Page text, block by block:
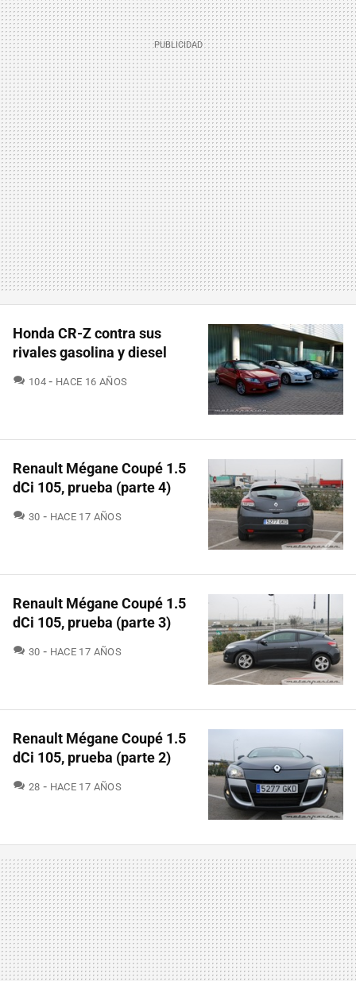
Honda CR-Z contra sus
rivales gasolina y diesel
104 COMENTARIOS
HACE 16 AÑOS
Renault Mégane Coupé 1.5
dCi 105, prueba (parte 4)
30 COMENTARIOS
HACE 17 AÑOS
Renault Mégane Coupé 1.5
dCi 105, prueba (parte 3)
30 COMENTARIOS
HACE 17 AÑOS
Renault Mégane Coupé 1.5
dCi 105, prueba (parte 2)
28 COMENTARIOS
HACE 17 AÑOS